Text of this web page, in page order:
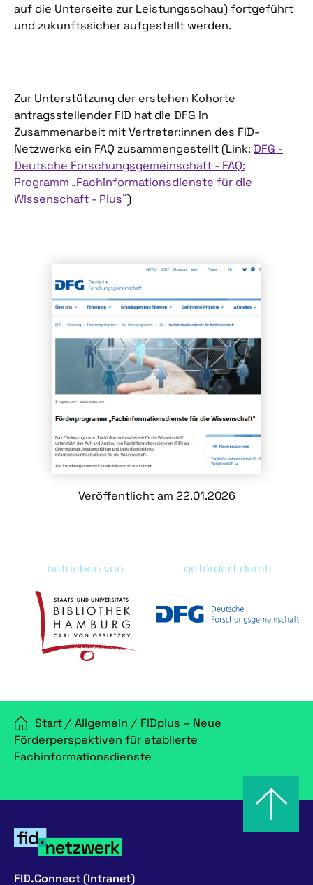
auf die Unterseite zur Leistungsschau) fortgeführt
und zukunftssicher aufgestellt werden.
Zur Unterstützung der erstehen Kohorte
antragsstellender FID hat die DFG in
Zusammenarbeit mit Vertreter:innen des FID-
Netzwerks ein FAQ zusammengestellt (Link: DFG -
Deutsche Forschungsgemeinschaft - FAQ:
Programm „Fachinformationsdienste für die
Wissenschaft - Plus")
Veröffentlicht am 22.01.2026
betrieben von gefördert durch
Start / Allgemein / FIDplus – Neue
Förderperspektiven für etablierte
Fachinformationsdienste
FID.Connect (Intranet)